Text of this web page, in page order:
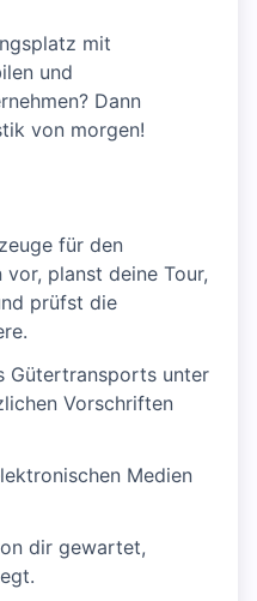
mit
und
Dann
von morgen!
für den
planst deine Tour,
prüfst die
Gütertransports unter
Vorschriften
Medien
dir gewartet,